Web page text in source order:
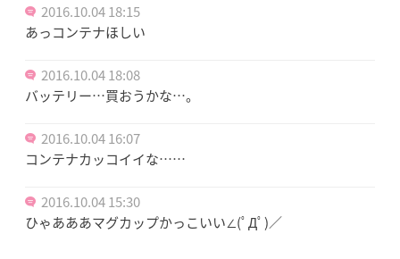
2016.10.04 18:15
あっコンテナほしい
2016.10.04 18:08
バッテリー…買おうかな…。
2016.10.04 16:07
コンテナカッコイイな……
2016.10.04 15:30
ひゃあああマグカップかっこいい∠(ﾟДﾟ)／